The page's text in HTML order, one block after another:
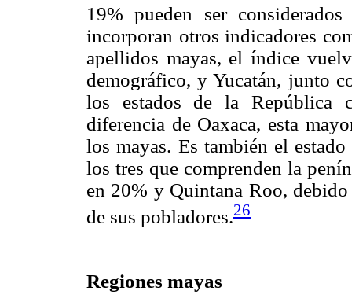
19% pueden ser
incorporan otros indicadores
apellidos mayas, el índice
demográfico, y Yucatán, junto
los estados de la República
diferencia de Oaxaca, esta
los mayas. Es también el
los tres que comprenden la
en 20% y Quintana Roo,
de sus pobladores.26
Regiones mayas